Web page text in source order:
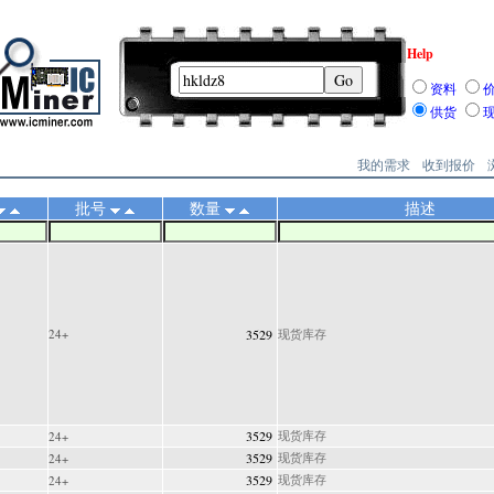
Help
资料
供货
我的需求 收到报价
批号 数量 描述
24+ 3529 现货库存
24+ 3529 现货库存
24+
3529 现货库存
24+
3529 现货库存